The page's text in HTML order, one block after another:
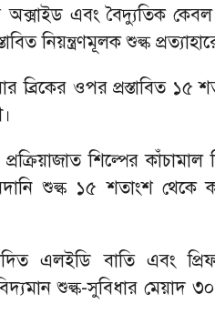
অক্সাইড এবং বৈদ্যুতিক
নিয়ন্ত্রণমূলক শুল্ক
ব্রিকের ওপর প্রস্তাবিত ১৫
শিল্পের
শুল্ক ১৫ শতাংশ থেকে
এলইডি বাতি এবং
শুল্ক-সুবিধার মেয়াদ ৩০